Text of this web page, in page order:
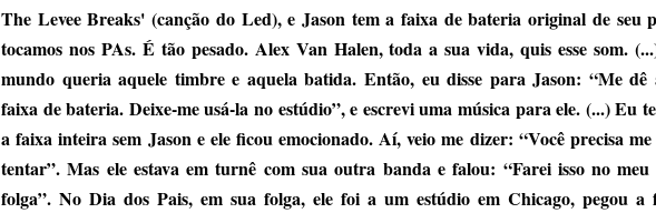
The Levee Breaks' (canção do Led), e Jason tem a faixa de bateria original de seu
tocamos nos PAs. É tão pesado. Alex Van Halen, toda a sua vida, quis esse som.
mundo queria aquele timbre e aquela batida. Então, eu disse para Jason: “Me dê
faixa de bateria. Deixe-me usá-la no estúdio”, e escrevi uma música para ele. (...) Eu
a faixa inteira sem Jason e ele ficou emocionado. Aí, veio me dizer: “Você precisa
tentar”. Mas ele estava em turnê com sua outra banda e falou: “Farei isso no
folga”. No Dia dos Pais, em sua folga, ele foi a um estúdio em Chicago, pegou a